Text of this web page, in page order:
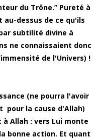
du Trône.” Pureté à
dessus de ce qu'ils
subtilité divine à
ne connaissaient donc
de l'Univers) !
(ne pourra l'avoir
pour la cause d'Allah)
Allah : vers Lui monte
bonne action. Et quant